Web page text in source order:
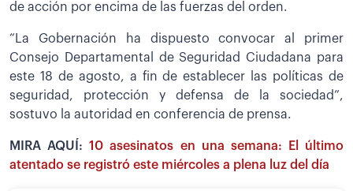
de acción por encima de las fuerzas del orden.
“La Gobernación ha dispuesto convocar al primer
Consejo Departamental de Seguridad Ciudadana para
este 18 de agosto, a fin de establecer las políticas de
seguridad, protección y defensa de la sociedad”,
sostuvo la autoridad en conferencia de prensa.
MIRA AQUÍ:10 asesinatos en una semana: El último
atentado se registró este miércoles a plena luz del día